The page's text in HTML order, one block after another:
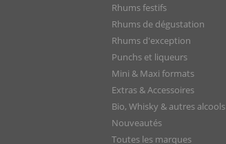
Rhums festifs
Rhums de dégustation
Rhums d'exception
Punchs et liqueurs
Mini & Maxi formats
Extras & Accessoires
Bio, Whisky & autres alcools
Nouveautés
Toutes les marques